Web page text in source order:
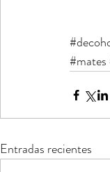
#mates
Entradas recientes